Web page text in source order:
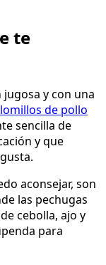
te
y con una
de pollo
sencilla de
y que
aconsejar, son
las pechugas
cebolla, ajo y
para